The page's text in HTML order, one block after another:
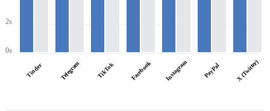
2s
0s
Tinder Telegram TikTok Facebook Instagram PayPal X (Twitter)